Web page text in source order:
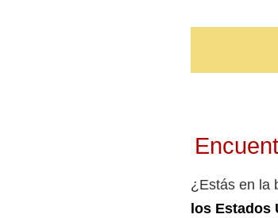
¿Estás en la
los Estados